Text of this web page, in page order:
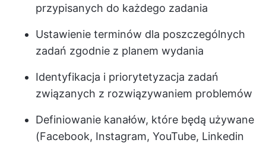
przypisanych do każdego zadania
Ustawienie terminów dla poszczególnych
zadań zgodnie z planem wydania
Identyfikacja i priorytetyzacja zadań
związanych z rozwiązywaniem problemów
Definiowanie kanałów, które będą używane
(Facebook, Instagram, YouTube, Linkedin